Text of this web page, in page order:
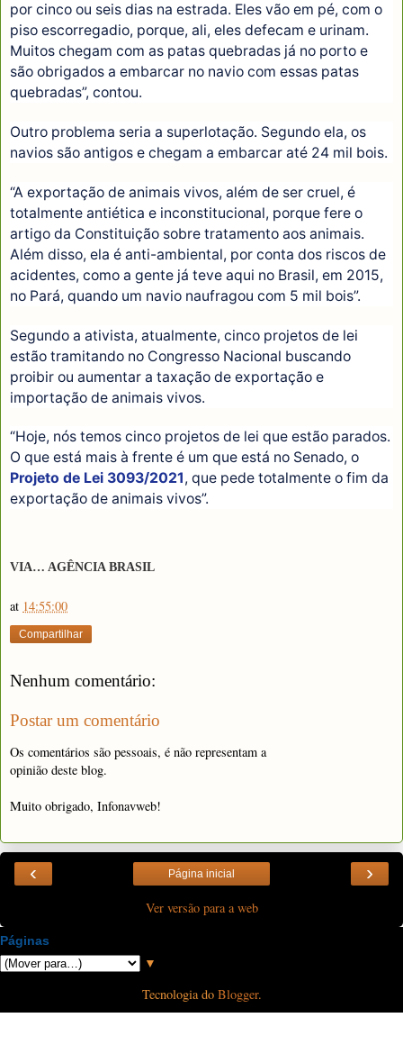
por cinco ou seis dias na estrada. Eles vão em pé, com o
piso escorregadio, porque, ali, eles defecam e urinam.
Muitos chegam com as patas quebradas já no porto e
são obrigados a embarcar no navio com essas patas
quebradas”, contou.
Outro problema seria a superlotação. Segundo ela, os
navios são antigos e chegam a embarcar até 24 mil bois.
“A exportação de animais vivos, além de ser cruel, é
totalmente antiética e inconstitucional, porque fere o
artigo da Constituição sobre tratamento aos animais.
Além disso, ela é anti-ambiental, por conta dos riscos de
acidentes, como a gente já teve aqui no Brasil, em 2015,
no Pará, quando um navio naufragou com 5 mil bois”.
Segundo a ativista, atualmente, cinco projetos de lei
estão tramitando no Congresso Nacional buscando
proibir ou aumentar a taxação de exportação e
importação de animais vivos.
“Hoje, nós temos cinco projetos de lei que estão parados.
O que está mais à frente é um que está no Senado, o
Projeto de Lei 3093/2021, que pede totalmente o fim da
exportação de animais vivos”.
VIA… AGÊNCIA BRASIL
at 14:55:00
Compartilhar
Nenhum comentário:
Postar um comentário
Os comentários são pessoais, é não representam a
opinião deste blog.
Muito obrigado, Infonavweb!
‹ ›
Página inicial
Ver versão para a web
Páginas
▼
Tecnologia do Blogger.